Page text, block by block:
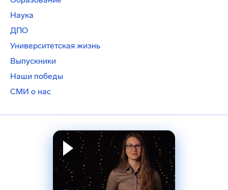
Наука
ДПО
Университетская жизнь
Выпускники
Наши победы
СМИ о нас